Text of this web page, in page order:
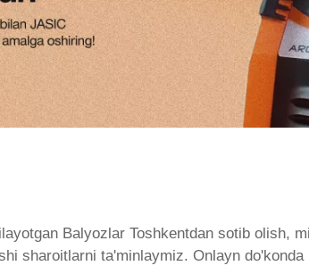
Balyozlar Toshkentdan sotib olish,
sharoitlarni ta'minlaymiz. Onlayn